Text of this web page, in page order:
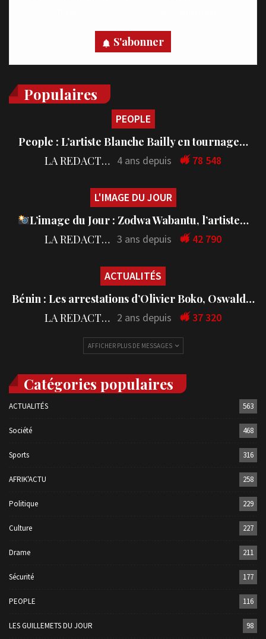
S'abonner
Populaires
PEOPLE
People : L’artiste Blanche Bailly en tournage…
LA REDACTION 4 ans depuis 78 548
L'IMAGE DU JOUR
L’image du Jour : Zodwa Wabantu, l’artiste…
LA REDACTION 3 ans depuis 42 790
ACTUALITÉS
Bénin : Les arrestations d’Olivier Boko, Oswald…
LA REDACTION 2 ans depuis 37 320
AFFICHER PLUS DE MESSAGES
Catégories populaires
ACTUALITÉS 563
Société 468
Sports 316
AFRIK'ACTU 258
Politique 229
Culture 227
Drame 211
Sécurité 177
PEOPLE 116
LES GUILLEMETS DU JOUR 98